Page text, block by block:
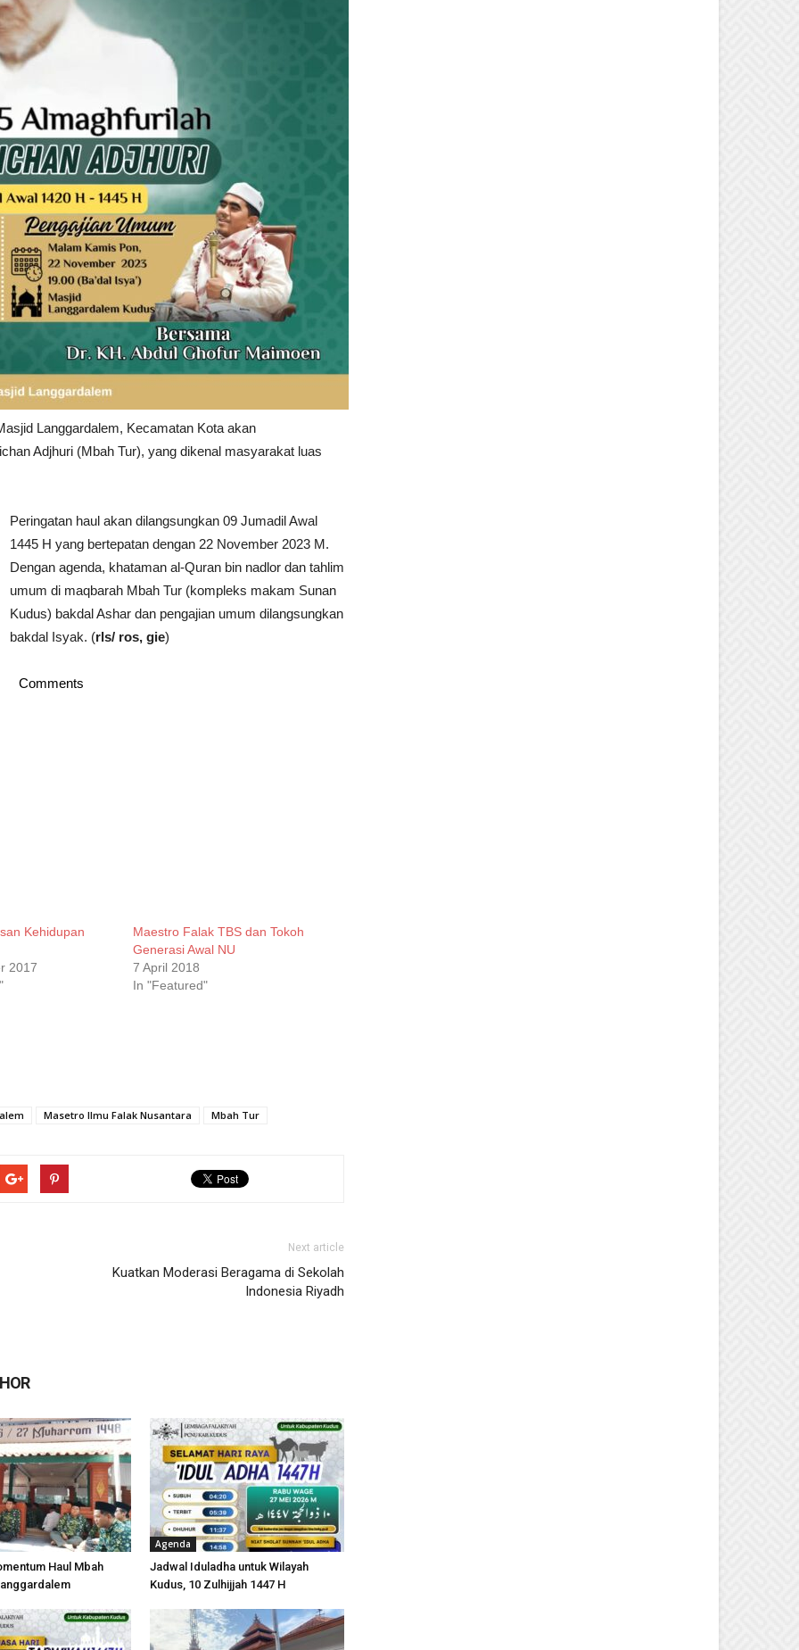
Langgardalem, Kecamatan Kota akan
Adjhuri (Mbah Tur), yang dikenal masyarakat luas
Peringatan haul akan dilangsungkan 09 Jumadil Awal
1445 H yang bertepatan dengan 22 November 2023 M.
Dengan agenda, khataman al-Quran bin nadlor dan tahlim
umum di maqbarah Mbah Tur (kompleks makam Sunan
Kudus) bakdal Ashar dan pengajian umum dilangsungkan
bakdal Isyak. (rls/ ros, gie)
Comments
Kehidupan
2017
Maestro Falak TBS dan Tokoh
Generasi Awal NU
7 April 2018
In "Featured"
Masetro Ilmu Falak Nusantara Mbah Tur
Next article
Kuatkan Moderasi Beragama di Sekolah
Indonesia Riyadh
Haul Mbah
Agenda
Jadwal Iduladha untuk Wilayah
Kudus, 10 Zulhijjah 1447 H